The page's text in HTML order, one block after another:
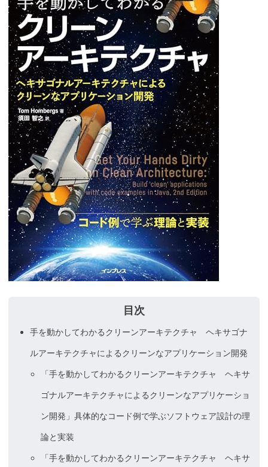
手を動かしてわかるクリーンアーキテクチャ ヘキサゴナ
ルアーキテクチャによるクリーンなアプリケーション開発
「手を動かしてわかるクリーンアーキテクチャ ヘキサ
ゴナルアーキテクチャによるクリーンなアプリケーショ
ン開発」具体的なコード例で学ぶソフトウェア設計の理
論と実装
「手を動かしてわかるクリーンアーキテクチャ ヘキサ